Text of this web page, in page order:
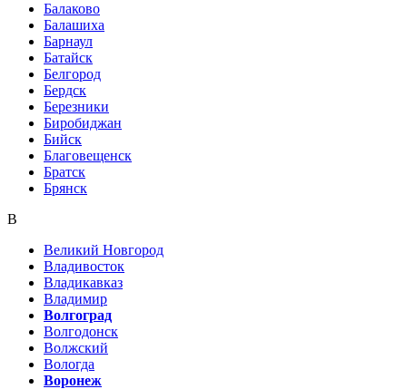
Балаково
Балашиха
Барнаул
Батайск
Белгород
Бердск
Березники
Биробиджан
Бийск
Благовещенск
Братск
Брянск
В
Великий Новгород
Владивосток
Владикавказ
Владимир
Волгоград
Волгодонск
Волжский
Вологда
Воронеж